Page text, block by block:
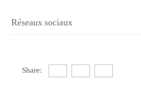
Réseaux sociaux
Share: